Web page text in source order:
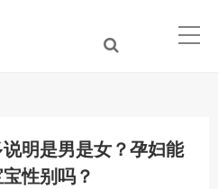
明是男是女？孕妇能
性别吗？